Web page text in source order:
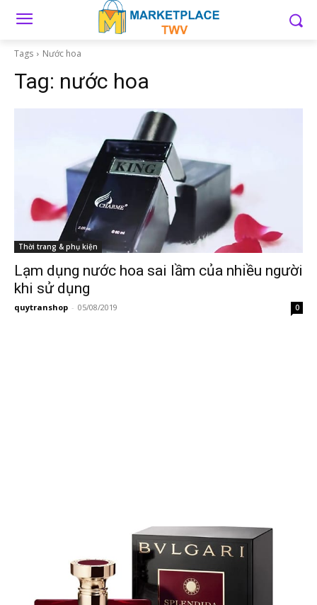
Tags Nước hoa
Tag: nước hoa
Thời trang & phụ kiện
Lạm dụng nước hoa sai lầm của nhiều người
khi sử dụng
quytranshop - 05/08/2019 0